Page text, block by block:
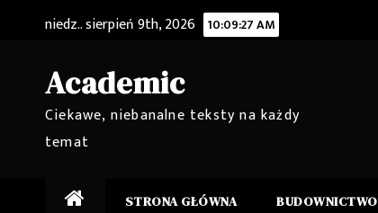
niedz.. sierpień 9th, 2026 10:09:28 AM
Academic
Ciekawe, niebanalne teksty na każdy
temat
STRONA GŁÓWNA BUDOWNICTWO